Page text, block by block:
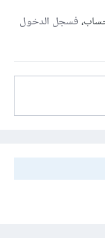
فسجل الدخول